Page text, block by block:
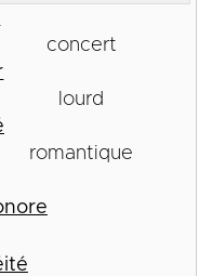
concert
lourd
romantique